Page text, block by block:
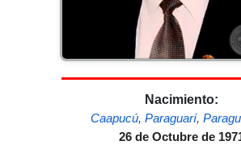
Nacimiento:
Caapucú, Paraguarí,
26 de Octubre de